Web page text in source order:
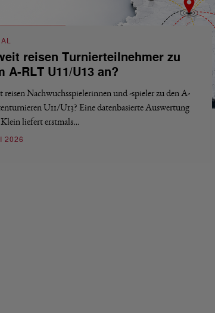
reisen Turnierteilnehmer zu
A-RLT U11/U13 an?
reisen Nachwuchsspielerinnen und -spieler zu den A-
U11/U13? Eine datenbasierte Auswertung
liefert erstmals…
2026